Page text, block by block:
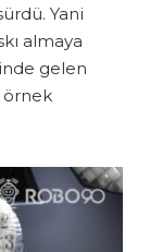
Yani
almaya
gelen
örnek